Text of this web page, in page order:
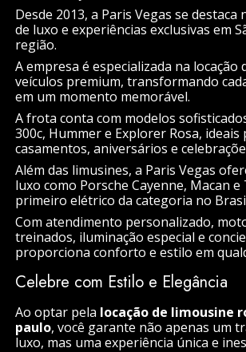
Desde 2013, a Paris Vegas se
de luxo e experiências exclusivas em
região.
A empresa é especializada na locação
veículos premium, transformando
em um momento memorável.
A frota conta com modelos
300c, Hummer e Explorer Rosa, ideais
casamentos, aniversários e
Além das limusines, a Paris Vegas
luxo como Porsche Cayenne, Macan e
primeiro elétrico da categoria no
Com atendimento personalizado,
treinados, iluminação especial e
proporciona conforto e estilo em
Celebre com Estilo e Elegância
Ao optar pela locação de limousine
paulo, você garante não apenas um
luxo, mas uma experiência única e